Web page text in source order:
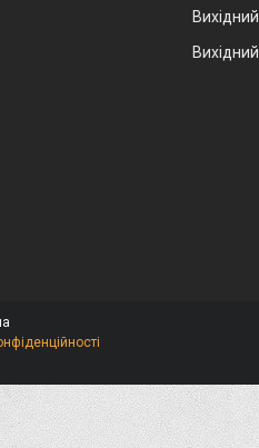
Вихідний
Вихідний